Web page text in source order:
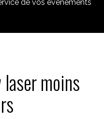
de vos événements
moins